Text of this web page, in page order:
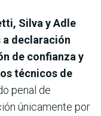
Silva y Adle
a declaración
de confianza y
técnicos de
penal de
únicamente por